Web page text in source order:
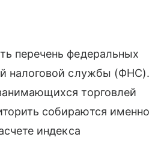
перечень федеральных
налоговой службы (ФНС).
торговлей
собираются именно
индекса